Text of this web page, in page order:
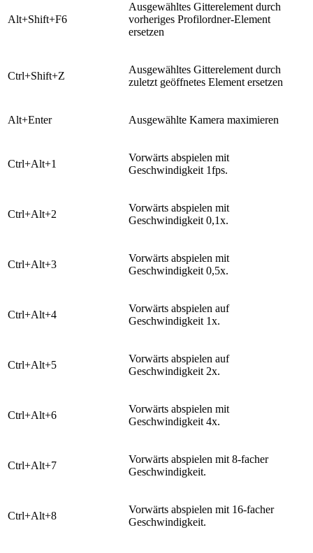
​​Alt+Shift+F6
​Ausgewähltes Gitterelement durch
vorheriges Profilordner-Element
ersetzen
​​Ctrl+Shift+Z
​Ausgewähltes Gitterelement durch
zuletzt geöffnetes Element ersetzen
​Alt+Enter ​Ausgewählte Kamera maximieren
​Ctrl+Alt+1
​Vorwärts abspielen mit
Geschwindigkeit 1fps.
​Ctrl+Alt+2
​Vorwärts abspielen mit
Geschwindigkeit 0,1x.
​Ctrl+Alt+3
​Vorwärts abspielen mit
Geschwindigkeit 0,5x.
​Ctrl+Alt+4
​Vorwärts abspielen auf
Geschwindigkeit 1x.
​Ctrl+Alt+5
​Vorwärts abspielen auf
Geschwindigkeit 2x.
​Ctrl+Alt+6
​Vorwärts abspielen mit
Geschwindigkeit 4x.
​Ctrl+Alt+7
​Vorwärts abspielen mit 8-facher
Geschwindigkeit.
​Ctrl+Alt+8
​Vorwärts abspielen mit 16-facher
Geschwindigkeit.